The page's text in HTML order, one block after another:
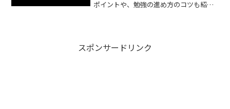
ポイントや、勉強の進め方のコツも紹介
スポンサードリンク